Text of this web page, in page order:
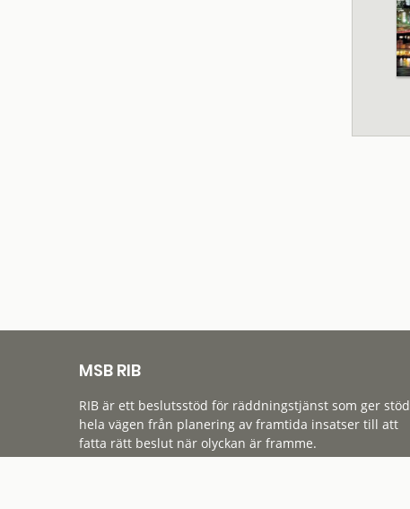
MSB RIB
RIB är ett beslutsstöd för räddningstjänst som ger stöd
hela vägen från planering av framtida insatser till att
fatta rätt beslut när olyckan är framme.